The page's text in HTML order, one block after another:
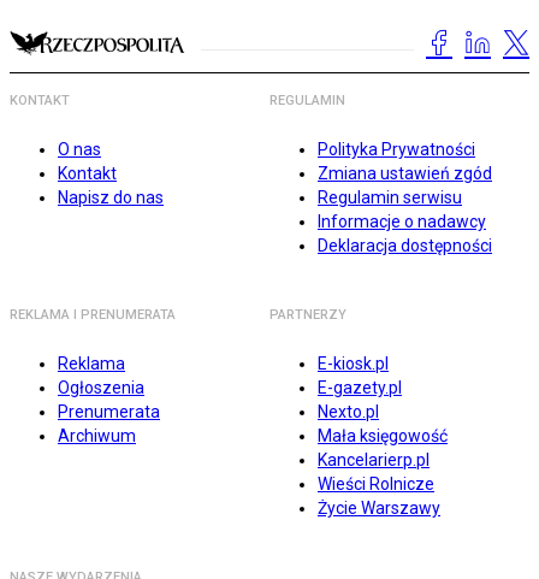
KONTAKT
O nas
Kontakt
Napisz do nas
REGULAMIN
Polityka Prywatności
Zmiana ustawień zgód
Regulamin serwisu
Informacje o nadawcy
Deklaracja dostępności
REKLAMA I PRENUMERATA
Reklama
Ogłoszenia
Prenumerata
Archiwum
PARTNERZY
E-kiosk.pl
E-gazety.pl
Nexto.pl
Mała księgowość
Kancelarierp.pl
Wieści Rolnicze
Życie Warszawy